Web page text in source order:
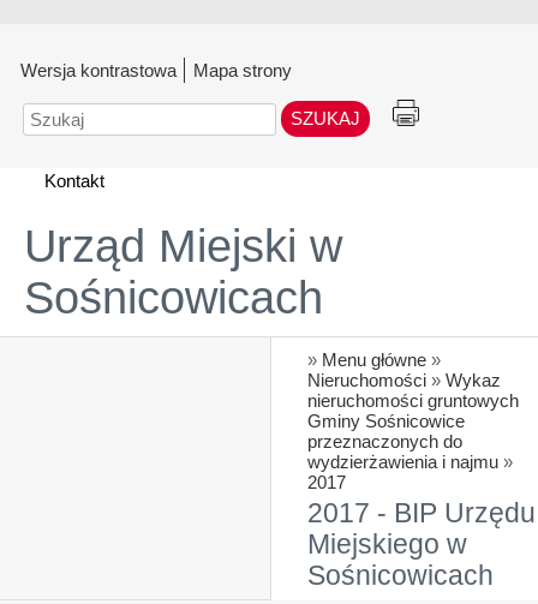
Wersja kontrastowa Mapa strony
Szukaj
Kontakt
Urząd Miejski w
Sośnicowicach
» Menu główne »
Nieruchomości » Wykaz
nieruchomości gruntowych
Gminy Sośnicowice
przeznaczonych do
wydzierżawienia i najmu »
2017
2017 - BIP Urzędu
Miejskiego w
Sośnicowicach